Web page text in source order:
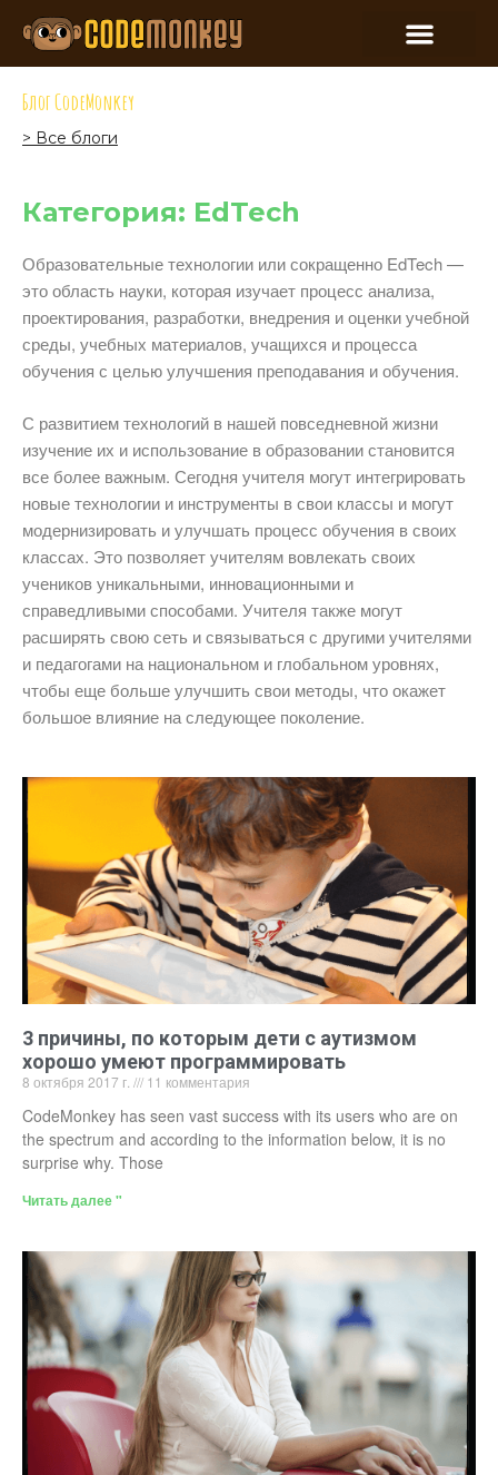
Блог CodeMonkey
> Все блоги
Категория: EdTech
Образовательные технологии или сокращенно EdTech —
это область науки, которая изучает процесс анализа,
проектирования, разработки, внедрения и оценки учебной
среды, учебных материалов, учащихся и процесса
обучения с целью улучшения преподавания и обучения.
С развитием технологий в нашей повседневной жизни
изучение их и использование в образовании становится
все более важным. Сегодня учителя могут интегрировать
новые технологии и инструменты в свои классы и могут
модернизировать и улучшать процесс обучения в своих
классах. Это позволяет учителям вовлекать своих
учеников уникальными, инновационными и
справедливыми способами. Учителя также могут
расширять свою сеть и связываться с другими учителями
и педагогами на национальном и глобальном уровнях,
чтобы еще больше улучшить свои методы, что окажет
большое влияние на следующее поколение.
3 причины, по которым дети с аутизмом
хорошо умеют программировать
8 октября 2017 г. 11 комментария
CodeMonkey has seen vast success with its users who are on
the spectrum and according to the information below, it is no
surprise why. Those
Читать далее "